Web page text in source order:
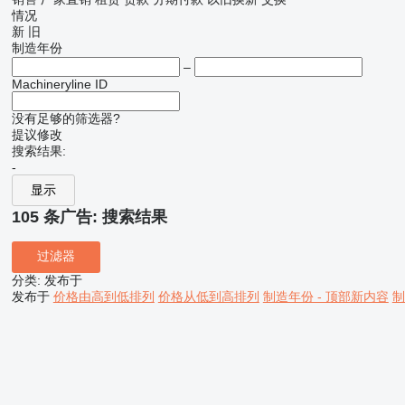
情况
新 旧
制造年份
–
Machineryline ID
没有足够的筛选器?
提议修改
搜索结果:
-
显示
105 条广告: 搜索结果
过滤器
分类: 发布于
发布于 价格由高到低排列 价格从低到高排列 制造年份 - 顶部新内容